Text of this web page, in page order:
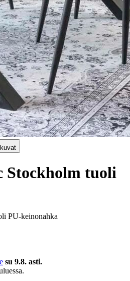
Stockholm tuoli
PU-keinonahka
su 9.8. asti.